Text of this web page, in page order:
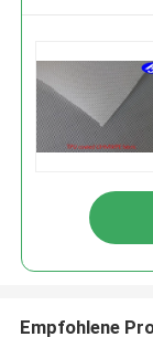
Empfohlene